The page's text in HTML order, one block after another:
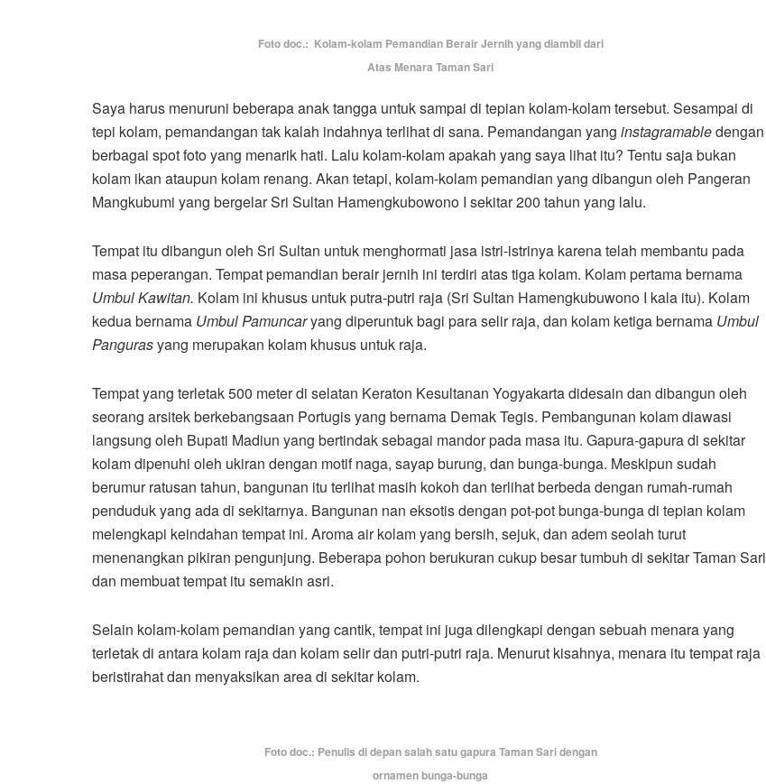
Foto doc.: Kolam-kolam Pemandian Berair Jernih yang diambil dari
Atas Menara Taman Sari
Saya harus menuruni beberapa anak tangga untuk sampai di tepian kolam-kolam tersebut. Sesampai di
tepi kolam, pemandangan tak kalah indahnya terlihat di sana. Pemandangan yang instagramabledengan
berbagai spot foto yang menarik hati. Lalu kolam-kolam apakah yang saya lihat itu? Tentu saja bukan
kolam ikan ataupun kolam renang. Akan tetapi, kolam-kolam pemandian yang dibangun oleh Pangeran
Mangkubumi yang bergelar Sri Sultan Hamengkubowono I sekitar 200 tahun yang lalu.
Tempat itu dibangun oleh Sri Sultan untuk menghormati jasa istri-istrinya karena telah membantu pada
masa peperangan. Tempat pemandian berair jernih ini terdiri atas tiga kolam. Kolam pertama bernama
Umbul Kawitan. Kolam ini khusus untuk putra-putri raja (Sri Sultan Hamengkubuwono I kala itu). Kolam
kedua bernama Umbul Pamuncaryang diperuntuk bagi para selir raja, dan kolam ketiga bernama Umbul
Pangurasyang merupakan kolam khusus untuk raja.
Tempat yang terletak 500 meter di selatan Keraton Kesultanan Yogyakarta didesain dan dibangun oleh
seorang arsitek berkebangsaan Portugis yang bernama Demak Tegis. Pembangunan kolam diawasi
langsung oleh Bupati Madiun yang bertindak sebagai mandor pada masa itu. Gapura-gapura di sekitar
kolam dipenuhi oleh ukiran dengan motif naga, sayap burung, dan bunga-bunga. Meskipun sudah
berumur ratusan tahun, bangunan itu terlihat masih kokoh dan terlihat berbeda dengan rumah-rumah
penduduk yang ada di sekitarnya. Bangunan nan eksotis dengan pot-pot bunga-bunga di tepian kolam
melengkapi keindahan tempat ini. Aroma air kolam yang bersih, sejuk, dan adem seolah turut
menenangkan pikiran pengunjung. Beberapa pohon berukuran cukup besar tumbuh di sekitar Taman Sari
dan membuat tempat itu semakin asri.
Selain kolam-kolam pemandian yang cantik, tempat ini juga dilengkapi dengan sebuah menara yang
terletak di antara kolam raja dan kolam selir dan putri-putri raja. Menurut kisahnya, menara itu tempat raja
beristirahat dan menyaksikan area di sekitar kolam.
Foto doc.: Penulis di depan salah satu gapura Taman Sari dengan
ornamen bunga-bunga